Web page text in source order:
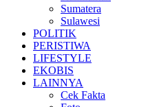
Sumatera
Sulawesi
POLITIK
PERISTIWA
LIFESTYLE
EKOBIS
LAINNYA
Cek Fakta